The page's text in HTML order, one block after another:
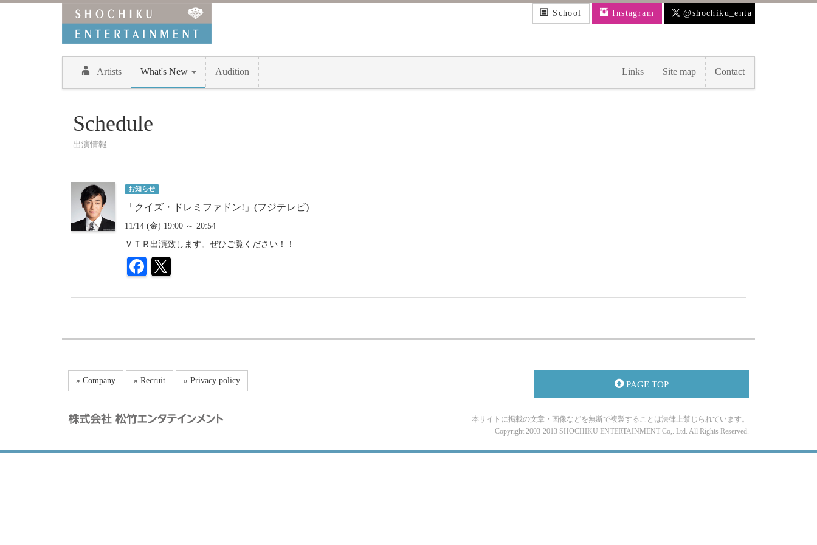
School Instagram @shochiku_enta
Artists What's New Audition Links Site map Contact
Schedule
出演情報
お知らせ
「クイズ・ドレミファドン!」(フジテレビ)
11/14 (金) 19:00 ～ 20:54
ＶＴＲ出演致します。ぜひご覧ください！！
» Company » Recruit » Privacy policy PAGE TOP
本サイトに掲載の文章・画像などを無断で複製することは法律上禁じられています。
Copyright 2003-2013 SHOCHIKU ENTERTAINMENT Co,. Ltd. All Rights Reserved.